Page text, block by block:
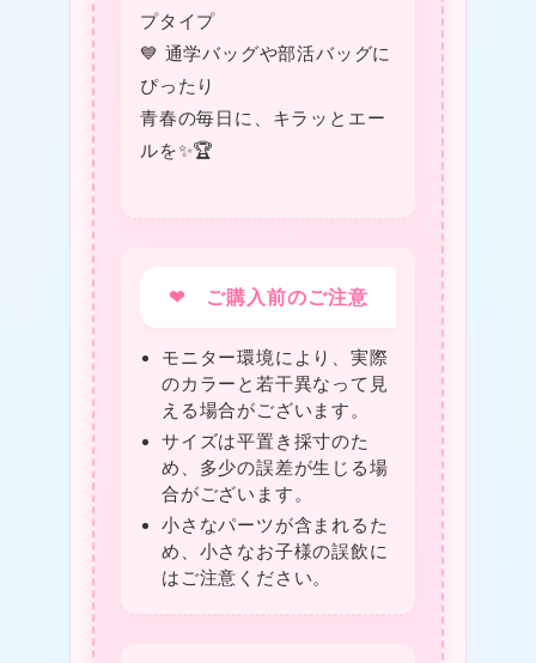
プタイプ
💙 通学バッグや部活バッグに
ぴったり
青春の毎日に、キラッとエー
ルを✨🏆
❤ ご購入前のご注意
モニター環境により、実際
のカラーと若干異なって見
える場合がございます。
サイズは平置き採寸のた
め、多少の誤差が生じる場
合がございます。
小さなパーツが含まれるた
め、小さなお子様の誤飲に
はご注意ください。
★